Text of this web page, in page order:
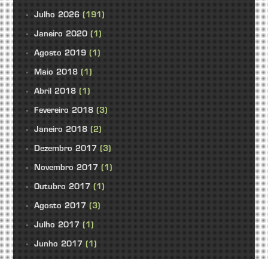
Julho 2026(191)
Janeiro 2020(1)
Agosto 2019(1)
Maio 2018(1)
Abril 2018(1)
Fevereiro 2018(3)
Janeiro 2018(2)
Dezembro 2017(3)
Novembro 2017(1)
Outubro 2017(1)
Agosto 2017(3)
Julho 2017(1)
Junho 2017(1)